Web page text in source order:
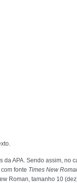
APA. Sendo assim, no
fonte Times New
Roman, tamanho 10